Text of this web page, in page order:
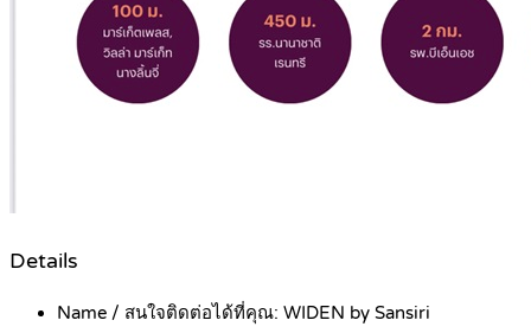
Details
Name / สนใจติดต่อได้ที่คุณ: WIDEN by Sansiri